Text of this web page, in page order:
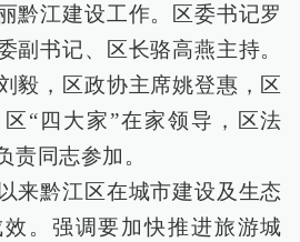
黔江建设工作。区委书记罗
副书记、区长骆高燕主持。
毅，区政协主席姚登惠，区
“四大家”在家领导，区法
责同志参加。
来黔江区在城市建设及生态
。强调要加快推进旅游城